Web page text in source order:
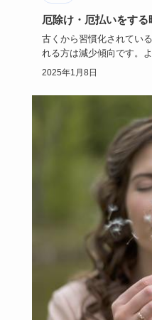
厄除け・厄払いをす
古くから習慣化されてい
れる方は減少傾向です。
ても、どの時期…
2025年1月8日